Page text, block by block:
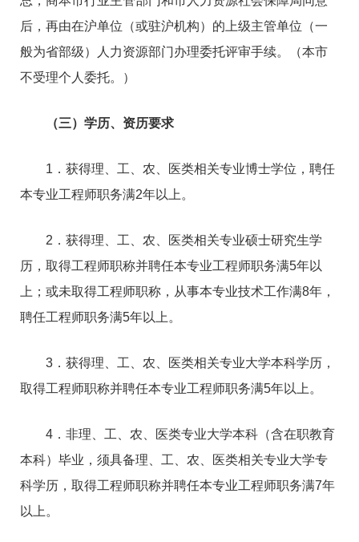
后，再由在沪单位（或驻沪机构）的上级主管单位（一
般为省部级）人力资源部门办理委托评审手续。（本市
不受理个人委托。）
（三）学历、资历要求
1．获得理、工、农、医类相关专业博士学位，聘任
本专业工程师职务满2年以上。
2．获得理、工、农、医类相关专业硕士研究生学
历，取得工程师职称并聘任本专业工程师职务满5年以
上；或未取得工程师职称，从事本专业技术工作满8年，
聘任工程师职务满5年以上。
3．获得理、工、农、医类相关专业大学本科学历，
取得工程师职称并聘任本专业工程师职务满5年以上。
4．非理、工、农、医类专业大学本科（含在职教育
本科）毕业，须具备理、工、农、医类相关专业大学专
科学历，取得工程师职称并聘任本专业工程师职务满7年
以上。